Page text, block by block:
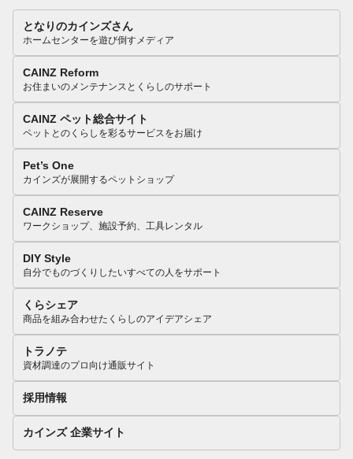
となりのカインズさん
ホームセンターを遊び倒すメディア
CAINZ Reform
お住まいのメンテナンスとくらしのサポート
CAINZ ペット総合サイト
ペットとのくらしを彩るサービスをお届け
Pet’s One
カインズが展開するペットショップ
CAINZ Reserve
ワークショップ、施設予約、工具レンタル
DIY Style
自分でものづくりしたいすべての人をサポート
くらシェア
商品を組み合わせたくらしのアイデアシェア
トラノテ
資材調達のプロ向け通販サイト
採用情報
カインズ 企業サイト